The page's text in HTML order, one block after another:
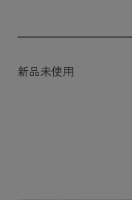
新品未使用